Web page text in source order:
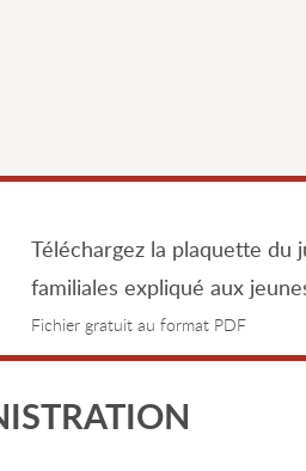
Téléchargez la plaquette du
familiales expliqué aux
Fichier gratuit au format PDF